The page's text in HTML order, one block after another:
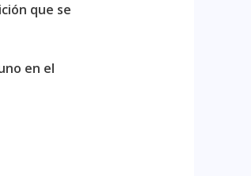
que se
en el